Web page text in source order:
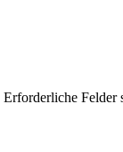
Erforderliche Felder